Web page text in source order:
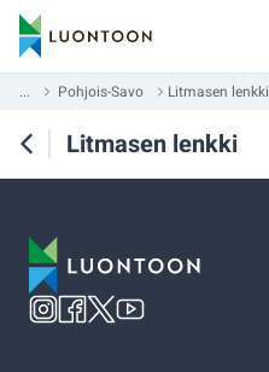
... Pohjois-Savo Litmasen lenkki
Litmasen lenkki